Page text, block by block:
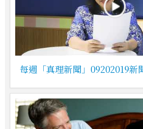
每週「真理新聞」09202019新